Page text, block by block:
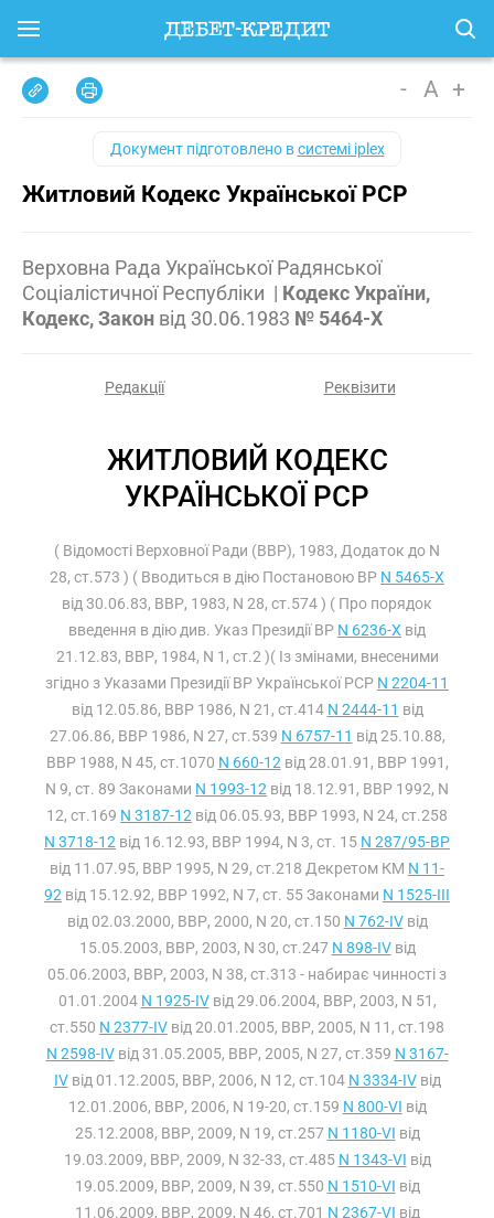
- A +
Документ підготовлено всистемі iplex
Житловий Кодекс Української РСР
Верховна Рада Української Радянської
Соціалістичної Республіки | Кодекс України,
Кодекс, Закон від 30.06.1983 № 5464-X
Редакції Реквізити
ЖИТЛОВИЙ КОДЕКС
УКРАЇНСЬКОЇ РСР
( Відомості Верховної Ради (ВВР), 1983, Додаток до N
28, ст.573 ) ( Вводиться в дію Постановою ВР N 5465-X
від 30.06.83, ВВР, 1983, N 28, ст.574 ) ( Про порядок
введення в дію див. Указ Президії ВР N 6236-X від
21.12.83, ВВР, 1984, N 1, ст.2 )( Із змінами, внесеними
згідно з Указами Президії ВР Української РСР N 2204-11
від 12.05.86, ВВР 1986, N 21, ст.414 N 2444-11 від
27.06.86, ВВР 1986, N 27, ст.539 N 6757-11 від 25.10.88,
ВВР 1988, N 45, ст.1070 N 660-12 від 28.01.91, ВВР 1991,
N 9, ст. 89 Законами N 1993-12 від 18.12.91, ВВР 1992, N
12, ст.169 N 3187-12 від 06.05.93, ВВР 1993, N 24, ст.258
N 3718-12 від 16.12.93, ВВР 1994, N 3, ст. 15 N 287/95-ВР
від 11.07.95, ВВР 1995, N 29, ст.218 Декретом КМ N 11-
92 від 15.12.92, ВВР 1992, N 7, ст. 55 Законами N 1525-III
від 02.03.2000, ВВР, 2000, N 20, ст.150 N 762-IVвід
15.05.2003, ВВР, 2003, N 30, ст.247 N 898-IVвід
05.06.2003, ВВР, 2003, N 38, ст.313 - набирає чинності з
01.01.2004 N 1925-IVвід 29.06.2004, ВВР, 2003, N 51,
ст.550 N 2377-IV від 20.01.2005, ВВР, 2005, N 11, ст.198
N 2598-IVвід 31.05.2005, ВВР, 2005, N 27, ст.359 N 3167-
IVвід 01.12.2005, ВВР, 2006, N 12, ст.104 N 3334-IVвід
12.01.2006, ВВР, 2006, N 19-20, ст.159 N 800-VI від
25.12.2008, ВВР, 2009, N 19, ст.257 N 1180-VI від
19.03.2009, ВВР, 2009, N 32-33, ст.485 N 1343-VI від
19.05.2009, ВВР, 2009, N 39, ст.550 N 1510-VI від
11.06.2009, ВВР, 2009, N 46, ст.701 N 2367-VI від